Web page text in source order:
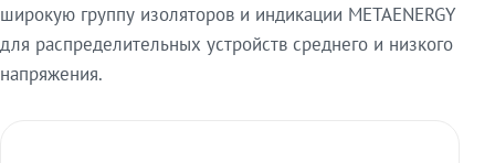
широкую группу изоляторов и индикации METAENERGY
для распределительных устройств среднего и низкого
напряжения.